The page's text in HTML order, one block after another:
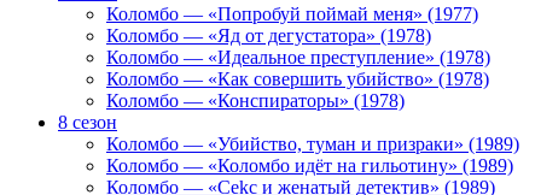
Коломбо — «Попробуй поймай меня» (1977)
Коломбо — «Яд от дегустатора» (1978)
Коломбо — «Идеальное преступление» (1978)
Коломбо — «Как совершить убийство» (1978)
Коломбо — «Конспираторы» (1978)
8 сезон
Коломбо — «Убийство, туман и призраки» (1989)
Коломбо — «Коломбо идёт на гильотину» (1989)
Коломбо — «Cekc и женатый детектив» (1989)